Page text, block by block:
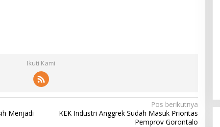
Ikuti Kami
Menjadi
Pos berikutnya
KEK Industri Anggrek Sudah Masuk Prioritas
Pemprov Gorontalo